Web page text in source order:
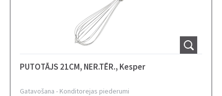
PUTOTĀJS 21CM, NER.TĒR., Kesper
Gatavošana - Konditorejas piederumi